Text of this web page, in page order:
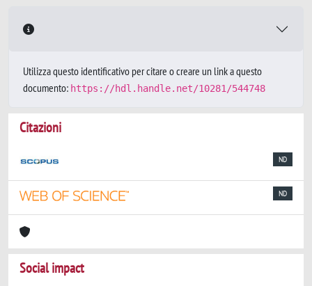
Utilizza questo identificativo per citare o creare un link a questo
documento: https://hdl.handle.net/10281/544748
Citazioni
ND
ND
Social impact